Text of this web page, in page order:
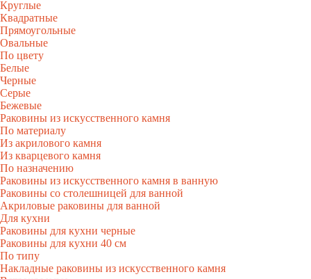
Круглые
Квадратные
Прямоугольные
Овальные
По цвету
Белые
Черные
Серые
Бежевые
Раковины из искусственного камня
По материалу
Из акрилового камня
Из кварцевого камня
По назначению
Раковины из искусственного камня в ванную
Раковины со столешницей для ванной
Акриловые раковины для ванной
Для кухни
Раковины для кухни черные
Раковины для кухни 40 см
По типу
Накладные раковины из искусственного камня